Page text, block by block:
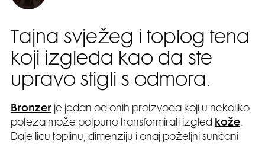
Tajna svježeg i toplog tena
koji izgleda kao da ste
upravo stigli s odmora.
Bronzer je jedan od onih proizvoda koji u nekoliko
poteza može potpuno transformirati izgled kože.
Daje licu toplinu, dimenziju i onaj poželjni sunčani